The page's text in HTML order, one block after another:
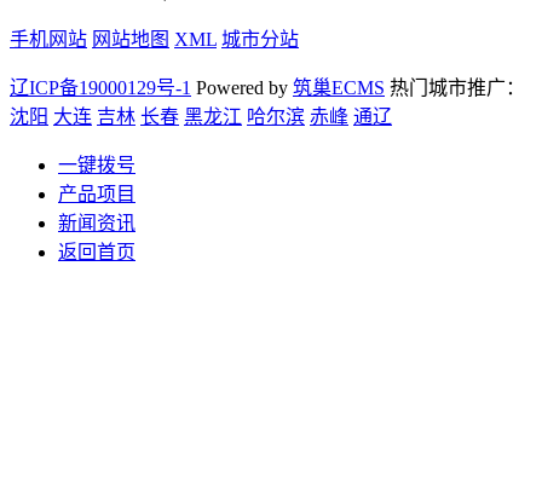
手机网站 网站地图 XML 城市分站
辽ICP备19000129号-1 Powered by 筑巢ECMS 热门城市推广：
沈阳 大连 吉林 长春 黑龙江 哈尔滨 赤峰 通辽
一键拨号
产品项目
新闻资讯
返回首页